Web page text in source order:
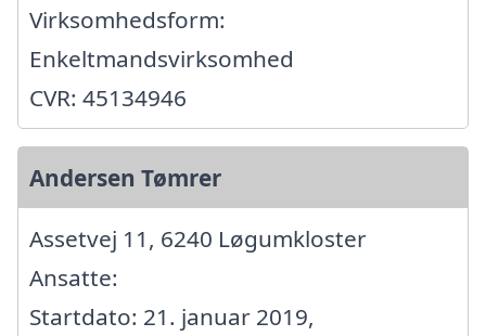
Virksomhedsform:
Enkeltmandsvirksomhed
CVR: 45134946
Andersen Tømrer
Assetvej 11, 6240 Løgumkloster
Ansatte:
Startdato: 21. januar 2019,